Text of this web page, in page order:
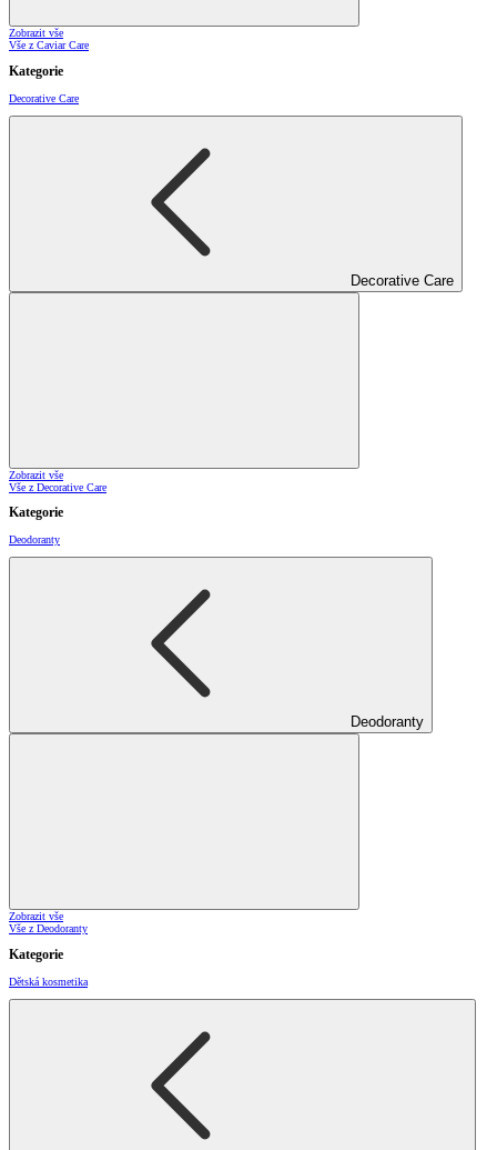
Zobrazit vše
Vše z Caviar Care
Kategorie
Decorative Care
Decorative Care
Zobrazit vše
Vše z Decorative Care
Kategorie
Deodoranty
Deodoranty
Zobrazit vše
Vše z Deodoranty
Kategorie
Dětská kosmetika